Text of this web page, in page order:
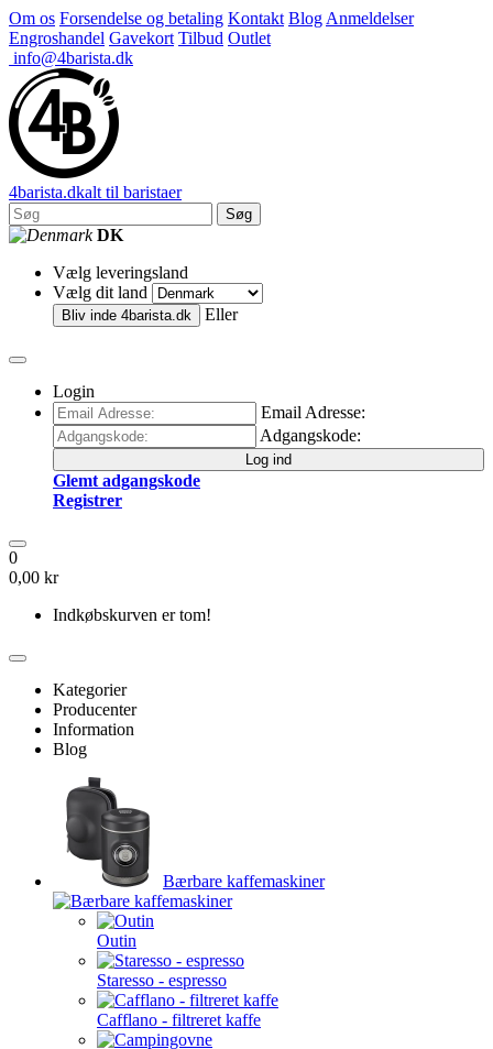
Om os Forsendelse og betaling Kontakt Blog Anmeldelser
Engroshandel Gavekort Tilbud Outlet
info@4barista.dk
4barista.dkalt til baristaer
Søg
DK
Vælg leveringsland
Vælg dit land
Bliv inde 4barista.dk Eller
Login
Email Adresse:
Adgangskode:
Log ind
Glemt adgangskode
Registrer
0
0,00 kr
Indkøbskurven er tom!
Kategorier
Producenter
Information
Blog
Bærbare kaffemaskiner
Outin
Staresso - espresso
Cafflano - filtreret kaffe